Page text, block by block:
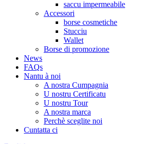
saccu impermeabile
Accessori
borse cosmetiche
Stucciu
Wallet
Borse di promozione
News
FAQs
Nantu à noi
A nostra Cumpagnia
U nostru Certificatu
U nostru Tour
A nostra marca
Perchè sceglite noi
Cuntatta ci